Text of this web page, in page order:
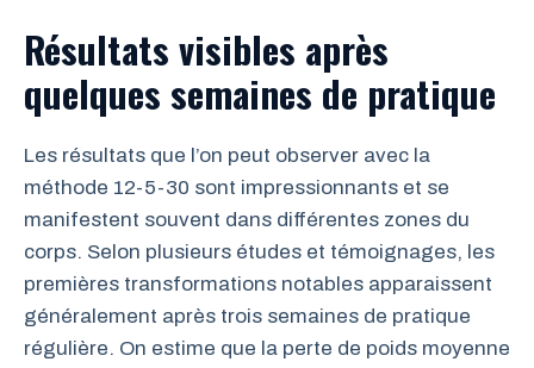
Résultats visibles après
quelques semaines de pratique
Les résultats que l’on peut observer avec la
méthode 12-5-30 sont impressionnants et se
manifestent souvent dans différentes zones du
corps. Selon plusieurs études et témoignages, les
premières transformations notables apparaissent
généralement après trois semaines de pratique
régulière. On estime que la perte de poids moyenne